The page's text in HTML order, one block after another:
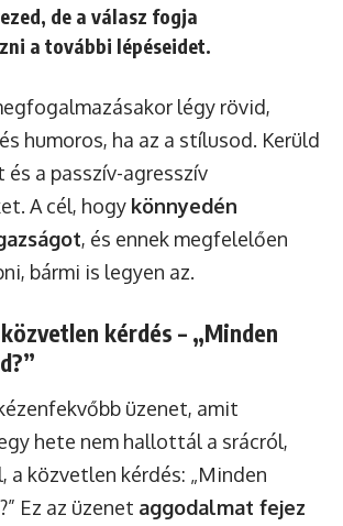
de a válasz fogja
a további lépéseidet.
légy rövid,
humoros, ha az a stílusod. Kerüld
és a passzív-agresszív
A cél, hogy könnyedén
, és ennek megfelelően
bármi is legyen az.
kérdés – „Minden
üzenet, amit
hete nem hallottál a srácról,
a közvetlen kérdés: „Minden
Ez az üzenet aggodalmat fejez